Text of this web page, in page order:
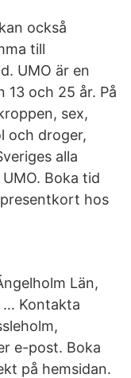
också
till
UMO är en
13 och 25 år. På
sex,
och droger,
alla
Boka tid
hos
Län,
… Kontakta
e-post. Boka
på hemsidan.